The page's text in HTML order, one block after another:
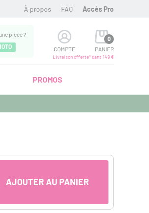
À propos FAQ Accès Pro
pièce ?
COMPTE
0
PANIER
Livraison offerte* dans 149 €
PROMOS
AJOUTER AU PANIER